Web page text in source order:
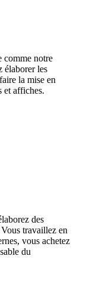
comme notre
élaborer les
la mise en
et affiches.
des
travaillez en
vous achetez
du